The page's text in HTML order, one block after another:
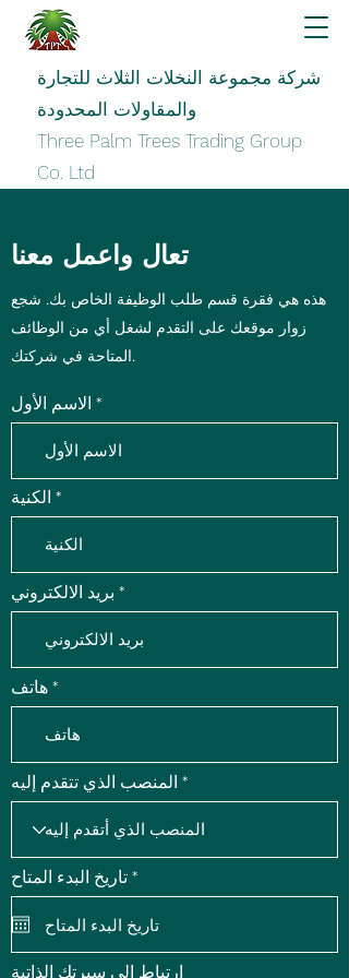
شركة مجموعة النخلات الثلاث للتجارة
والمقاولات المحدودة
Three Palm Trees Trading Group
Co. Ltd
تعال واعمل معنا
هذه هي فقرة قسم طلب الوظيفة الخاص بك. شجع
زوار موقعك على التقدم لشغل أي من الوظائف
المتاحة في شركتك.
الاسم الأول
الكنية
بريد الالكتروني
هاتف
المنصب الذي تتقدم إليه
تاريخ البدء المتاح *r
e
u
ارتباط إلى سيرتك الذاتية